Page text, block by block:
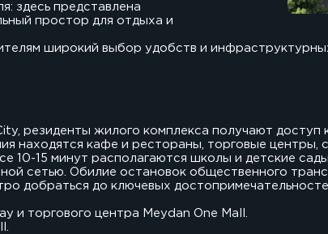
здесь представлена
простор для отдыха и
широкий выбор удобств и
резиденты жилого комплекса получают
находятся кафе и рестораны, торговые центры,
10-15 минут располагаются школы и детские
сетью. Обилие остановок общественного
добраться до ключевых
и торгового центра Meydan One Mall.